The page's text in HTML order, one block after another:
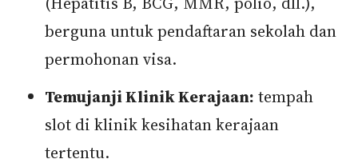
berguna untuk pendaftaran sekolah dan
permohonan visa.
Temujanji Klinik Kerajaan: tempah
slot di klinik kesihatan kerajaan
tertentu.